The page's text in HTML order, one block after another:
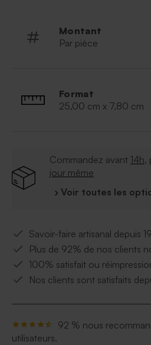
Montant
Par pièce
Format
25,00 cm x 7,80 cm
Commandez avant 14h,
jour même
› Voir toutes les
Savoir-faire artisanal depuis
Plus de 92% de nos clients
100% satisfait ou
Nos clients sont satisfaits
92 % nous
utilisateurs.